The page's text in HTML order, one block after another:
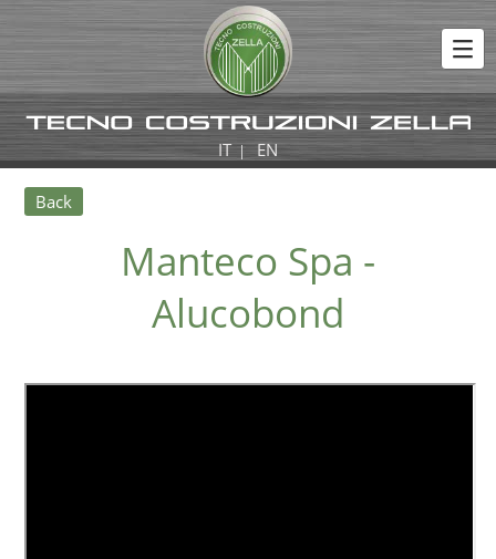
IT| EN
Back
Manteco Spa -
Alucobond